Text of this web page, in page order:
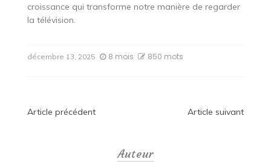
croissance qui transforme notre manière de regarder
la télévision.
décembre 13, 2025 8 mois 850 mots
Navigation
Article précédent Article suivant
Auteur